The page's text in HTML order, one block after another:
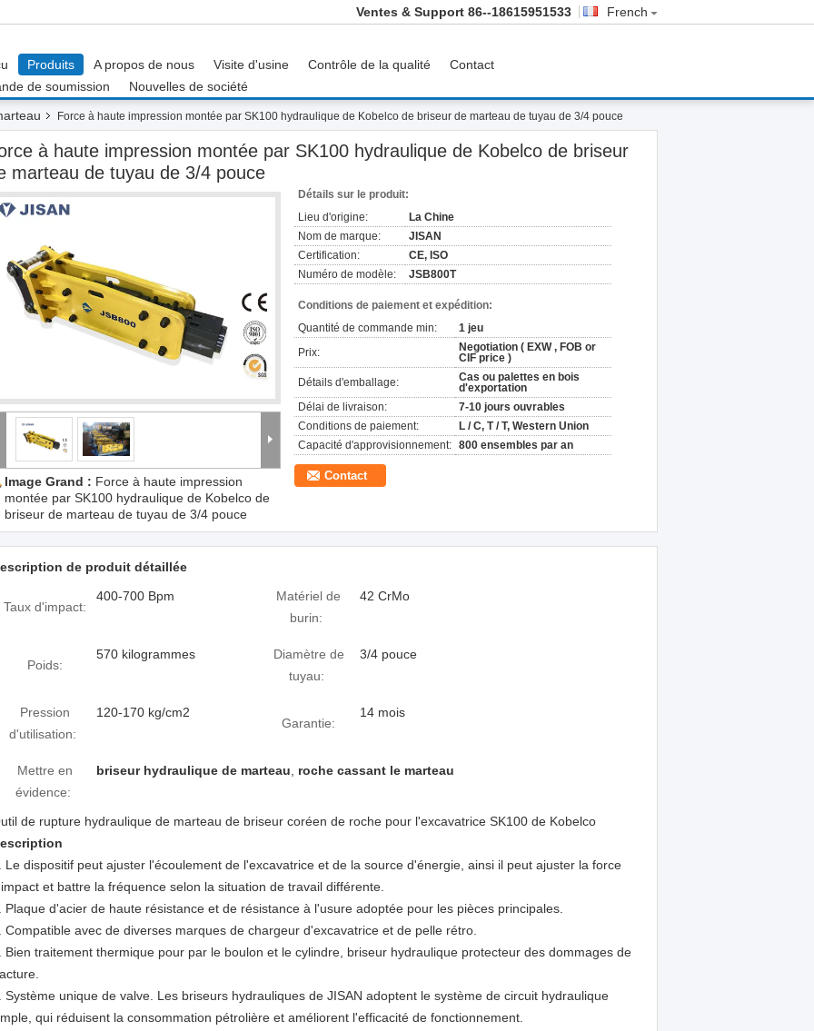
French
Ventes & Support 86--18615951533
Produits A propos de nous Visite d'usine Contrôle de la qualité
Contact
de soumission
Nouvelles de société
Force à haute impression montée par SK100 hydraulique de Kobelco de briseur de marteau de tuyau de 3/4 pouce
à haute impression montée par SK100 hydraulique de Kobelco de briseur
marteau de tuyau de 3/4 pouce
Image Grand : Force à haute impression
montée par SK100 hydraulique de Kobelco de
briseur de marteau de tuyau de 3/4 pouce
Détails sur le produit:
Lieu d'origine:
La Chine
Nom de marque:
JISAN
Certification:
CE, ISO
Numéro de modèle:
JSB800T
Conditions de paiement et expédition:
Quantité de commande min:
1 jeu
Prix:
Negotiation ( EXW , FOB or
CIF price )
Détails d'emballage:
Cas ou palettes en bois
d'exportation
Délai de livraison:
7-10 jours ouvrables
Conditions de paiement:
L / C, T / T, Western Union
Capacité d'approvisionnement: 800 ensembles par an
Contact
de produit détaillée
Taux d'impact:
400-700 Bpm
Matériel de
burin:
42 CrMo
Poids:
570 kilogrammes
Diamètre de
tuyau:
3/4 pouce
Pression
d'utilisation:
120-170 kg/cm2
Garantie:
14 mois
Mettre en
évidence:
briseur hydraulique de marteau roche cassant le marteau
de rupture hydraulique de marteau de briseur coréen de roche pour l'excavatrice SK100 de Kobelco
Le dispositif peut ajuster l'écoulement de l'excavatrice et de la source d'énergie, ainsi il peut ajuster la force
et battre la fréquence selon la situation de travail différente.
Plaque d'acier de haute résistance et de résistance à l'usure adoptée pour les pièces principales.
Compatible avec de diverses marques de chargeur d'excavatrice et de pelle rétro.
Bien traitement thermique pour par le boulon et le cylindre, briseur hydraulique protecteur des dommages de
Système unique de valve. Les briseurs hydrauliques de JISAN adoptent le système de circuit hydraulique
qui réduisent la consommation pétrolière et améliorent l'efficacité de fonctionnement.